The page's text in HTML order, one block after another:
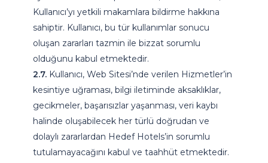
Kullanıcı’yı yetkili makamlara bildirme hakkına
sahiptir. Kullanıcı, bu tür kullanımlar sonucu
oluşan zararları tazmin ile bizzat sorumlu
olduğunu kabul etmektedir.
2.7. Kullanıcı, Web Sitesi’nde verilen Hizmetler’in
kesintiye uğraması, bilgi iletiminde aksaklıklar,
gecikmeler, başarısızlar yaşanması, veri kaybı
halinde oluşabilecek her türlü doğrudan ve
dolaylı zararlardan Hedef Hotels’in sorumlu
tutulamayacağını kabul ve taahhüt etmektedir.